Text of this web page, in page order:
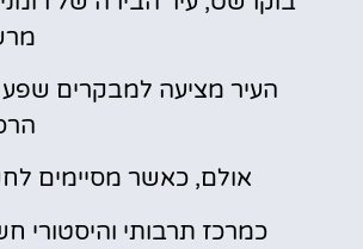
טיסה זולה?
פה!
העיר מציעה למבקרים
אולם, כאשר מסיימים
כמרכז תרבותי והיסטורי